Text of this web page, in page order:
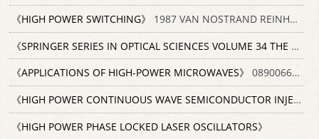
《HIGH POWER SWITCHING》
1987 VAN NOSTRAND REINHOLD COMPANY 0442290675
《SPRINGER SERIES IN OPTICAL SCIENCES VOLUME 34 THE HIGH-POWER LODINE LASER》
《APPLICATIONS OF HIGH-POWER MICROWAVES》
089006699X
《HIGH POWER CONTINUOUS WAVE SEMICONDUCTOR INJECTION LASER》
《HIGH POWER PHASE LOCKED LASER OSCILLATORS》